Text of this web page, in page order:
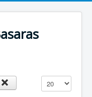
Display #